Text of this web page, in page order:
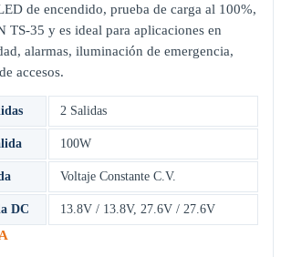
de encendido, prueba de carga al 100%,
TS-35 y es ideal para aplicaciones en
alarmas, iluminación de emergencia,
accesos.
2 Salidas
100W
Voltaje Constante C.V.
DC 13.8V / 13.8V, 27.6V / 27.6V